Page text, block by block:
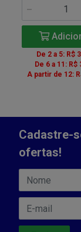
De 2 a 5: R$
De 6 a 11: R$
A partir de 12:
Cadastre-
ofertas!